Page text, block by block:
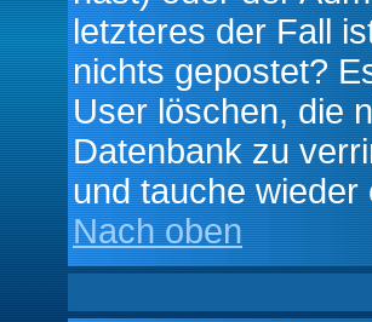
letzteres der Fall
nichts gepostet?
User löschen, die
Datenbank zu
und tauche
Nach oben